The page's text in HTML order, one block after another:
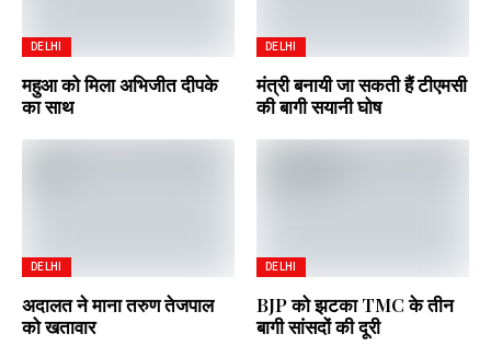
DELHI
महुआ को मिला अभिजीत दीपके
का साथ
DELHI
मंत्री बनायी जा सकती हैं टीएमसी
की बागी सयानी घोष
DELHI
अदालत ने माना तरुण तेजपाल
को खतावार
DELHI
BJP को झटका TMC के तीन
बागी सांसदों की दूरी